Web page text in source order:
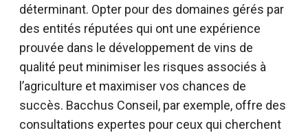
déterminant. Opter pour des domaines gérés par
des entités réputées qui ont une expérience
prouvée dans le développement de vins de
qualité peut minimiser les risques associés à
l’agriculture et maximiser vos chances de
succès. Bacchus Conseil, par exemple, offre des
consultations expertes pour ceux qui cherchent